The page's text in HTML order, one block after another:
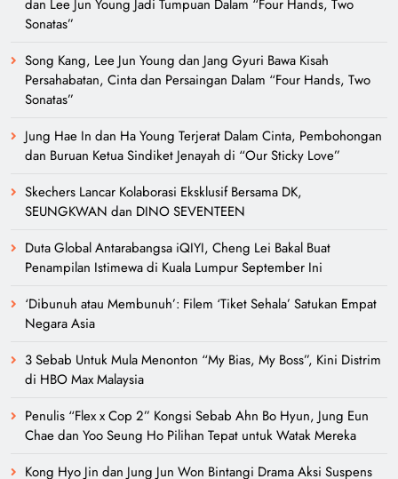
dan Lee Jun Young Jadi Tumpuan Dalam “Four Hands, Two
Sonatas”
Song Kang, Lee Jun Young dan Jang Gyuri Bawa Kisah
Persahabatan, Cinta dan Persaingan Dalam “Four Hands, Two
Sonatas”
Jung Hae In dan Ha Young Terjerat Dalam Cinta, Pembohongan
dan Buruan Ketua Sindiket Jenayah di “Our Sticky Love”
Skechers Lancar Kolaborasi Eksklusif Bersama DK,
SEUNGKWAN dan DINO SEVENTEEN
Duta Global Antarabangsa iQIYI, Cheng Lei Bakal Buat
Penampilan Istimewa di Kuala Lumpur September Ini
‘Dibunuh atau Membunuh’: Filem ‘Tiket Sehala’ Satukan Empat
Negara Asia
3 Sebab Untuk Mula Menonton “My Bias, My Boss”, Kini Distrim
di HBO Max Malaysia
Penulis “Flex x Cop 2” Kongsi Sebab Ahn Bo Hyun, Jung Eun
Chae dan Yoo Seung Ho Pilihan Tepat untuk Watak Mereka
Kong Hyo Jin dan Jung Jun Won Bintangi Drama Aksi Suspens